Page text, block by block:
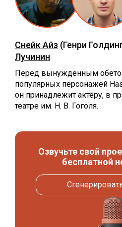
Снейк Айз (Генри
Лучинин
Перед вынужденным
популярных персонажей
он принадлежит актёру, в
театре им. Н. В. Гоголя.
Озвучьте свой
бесплатной